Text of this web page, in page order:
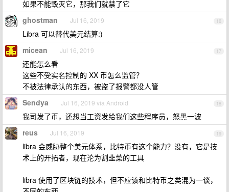
如果不能毁灭它，那我们就禁了它
16
ghostman Jul 16, 2019
Libra 可以替代美元结算:)
17
micean Jul 16, 2019
还能怎么看
这些不受实名控制的 XX 币怎么监管？
不被法律承认的东西，被盗了报警都没人管
18
Sendya Jul 16, 2019 via Android
我司发了币，还想当工资发给我们这些程序员，怒黑一波
19
reus Jul 16, 2019
libra 会威胁整个美元体系，比特币有这个能力？没有，它是技
术上的开拓者，现在沦为割韭菜的工具
libra 使用了区块链的技术，但不应该和比特币之类混为一谈，